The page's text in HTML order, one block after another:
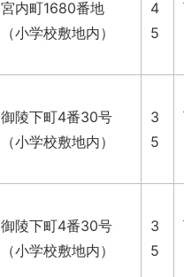
宮内町1680番地
（小学校敷地内）
4
5
御陵下町4番30号
（小学校敷地内）
3
5
御陵下町4番30号
（小学校敷地内）
3
5